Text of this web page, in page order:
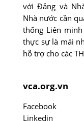
với Đảng và
Nhà nước cần
thống Liên
thực sự là mái
hỗ trợ cho các
vca.org.vn
Facebook
Linkedin